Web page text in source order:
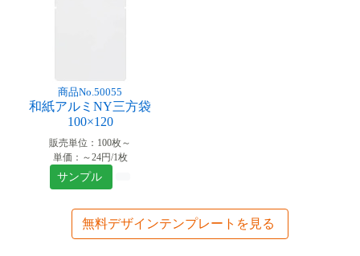
商品No.50055
和紙アルミNY三方袋
100×120
販売単位：100枚～
単価：～24円/1枚
サンプル
無料デザインテンプレートを見る